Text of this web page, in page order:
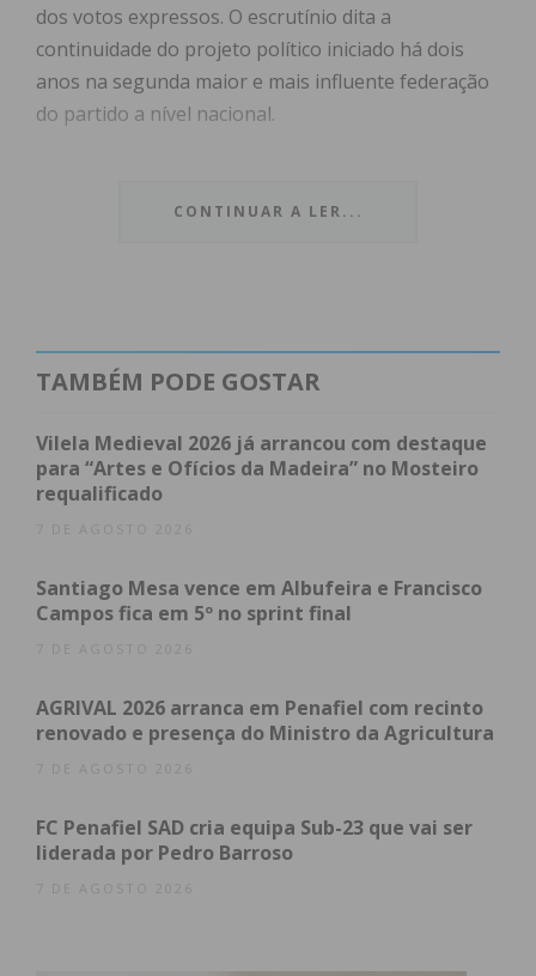
dos votos expressos. O escrutínio dita a
continuidade do projeto político iniciado há dois
anos na segunda maior e mais influente federação
do partido a nível nacional.
confirmação da vitória, o dirigente socialista fez um
“renovação da confiança” interna na estratégia
“A história nunca foi escrita
pelos que escolheram o
caminho mais fácil. Foi escrita
por aqueles que tiveram
reeleito, sublinhando que a
estrutura distrital preferiu a
“mudança” e a “ambição” em
detrimento do “conforto” ou
CONTINUAR A LER...
TAMBÉM PODE GOSTAR
Vilela Medieval 2026 já arrancou com destaque
para “Artes e Ofícios da Madeira” no Mosteiro
requalificado
7 DE AGOSTO 2026
Santiago Mesa vence em Albufeira e Francisco
Campos fica em 5º no sprint final
7 DE AGOSTO 2026
AGRIVAL 2026 arranca em Penafiel com recinto
renovado e presença do Ministro da Agricultura
7 DE AGOSTO 2026
FC Penafiel SAD cria equipa Sub-23 que vai ser
liderada por Pedro Barroso
7 DE AGOSTO 2026